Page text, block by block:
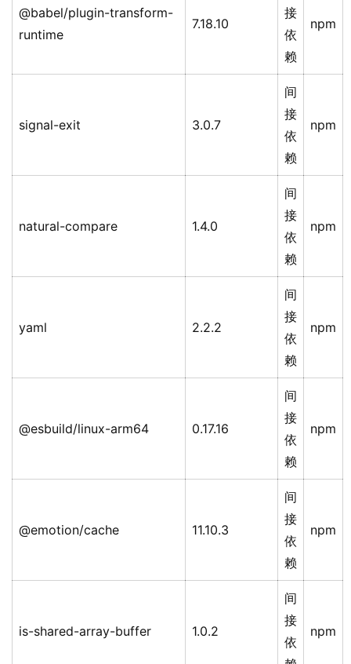
@babel/plugin-transform-
runtime
7.18.10
接
依
赖
npm
signal-exit 3.0.7
间
接
依
赖
npm
natural-compare 1.4.0
间
接
依
赖
npm
yaml 2.2.2
间
接
依
赖
npm
@esbuild/linux-arm64 0.17.16
间
接
依
赖
npm
@emotion/cache 11.10.3
间
接
依
赖
npm
is-shared-array-buffer 1.0.2
间
接
依
npm